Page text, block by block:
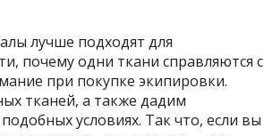
лучше подходят для
почему одни ткани справляются с
при покупке экипировки.
тканей, а также дадим
условиях. Так что, если вы